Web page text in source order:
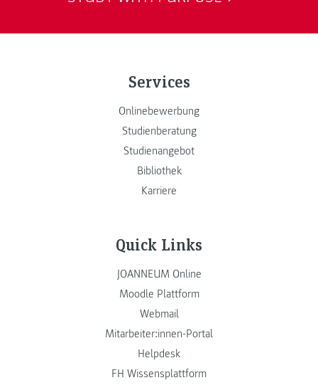
Services
Onlinebewerbung
Studienberatung
Studienangebot
Bibliothek
Karriere
Quick Links
JOANNEUM Online
Moodle Plattform
Webmail
Mitarbeiter:innen-Portal
Helpdesk
FH Wissensplattform